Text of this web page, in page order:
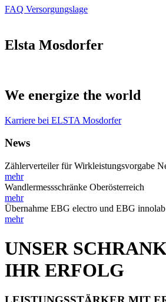
FAQ Versorgungslage
Elsta Mosdorfer
We energize the world
Karriere bei ELSTA Mosdorfer
News
Zählerverteiler für Wirkleistungsvorgabe
mehr
Wandlermessschränke Oberösterreich
mehr
Übernahme EBG electro und EBG innolab
mehr
UNSER
IHR ERFOLG